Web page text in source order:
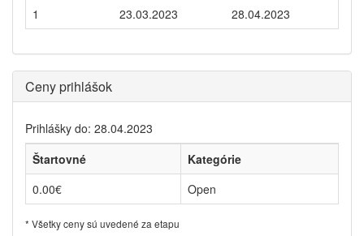
1
23.03.2023 28.04.2023
Ceny prihlášok
Prihlášky do: 28.04.2023
Štartovné
Kategórie
0.00€
Open
* Všetky ceny sú uvedené za etapu